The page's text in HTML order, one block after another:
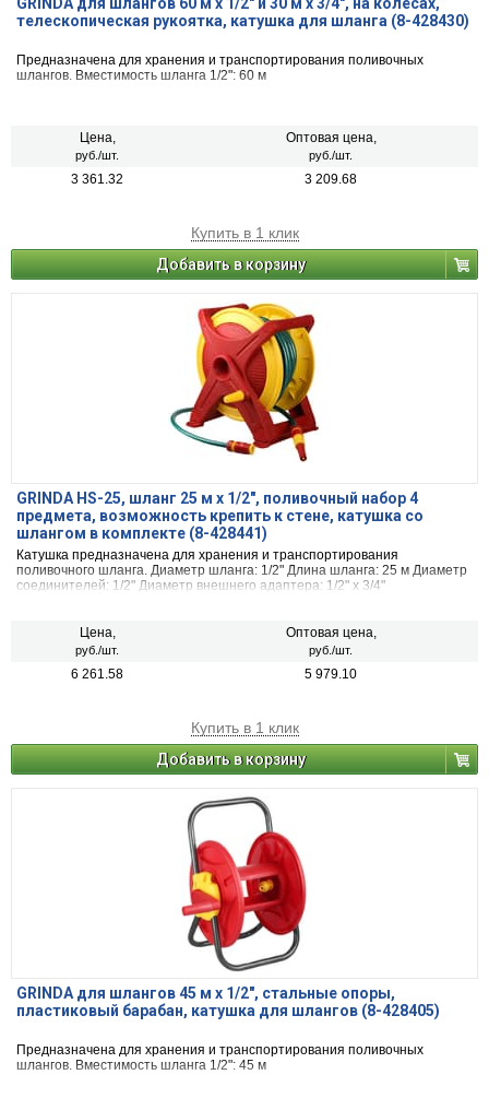
GRINDA для шлангов 60 м x 1/2″ и 30 м х 3/4″, на колёсах,
телескопическая рукоятка, катушка для шланга (8-428430)
Предназначена для хранения и транспортирования поливочных
шлангов. Вместимость шланга 1/2": 60 м
Цена,
руб./шт.
Оптовая цена,
руб./шт.
3 361.32 3 209.68
Купить в 1 клик
Добавить в корзину
GRINDA HS-25, шланг 25 м x 1/2″, поливочный набор 4
предмета, возможность крепить к стене, катушка со
шлангом в комплекте (8-428441)
Катушка предназначена для хранения и транспортирования
поливочного шланга. Диаметр шланга: 1/2" Длина шланга: 25 м Диаметр
соединителей: 1/2" Диаметр внешнего адаптера: 1/2" х 3/4"
Цена,
руб./шт.
Оптовая цена,
руб./шт.
6 261.58 5 979.10
Купить в 1 клик
Добавить в корзину
GRINDA для шлангов 45 м x 1/2″, стальные опоры,
пластиковый барабан, катушка для шлангов (8-428405)
Предназначена для хранения и транспортирования поливочных
шлангов. Вместимость шланга 1/2": 45 м